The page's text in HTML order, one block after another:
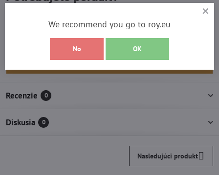
+421 911 734 775
info​@roy​.sk
Recenzie 0
Diskusia 0
Nasledujúci produkt
We recommend you go to roy.eu
No OK